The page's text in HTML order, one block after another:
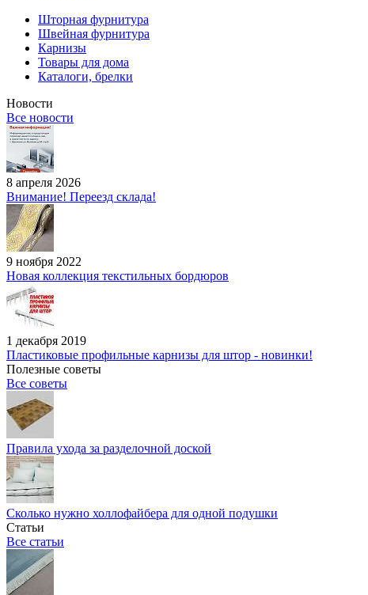
Шторная фурнитура
Швейная фурнитура
Карнизы
Товары для дома
Каталоги, брелки
Новости
Все новости
8 апреля 2026
Внимание! Переезд склада!
9 ноября 2022
Новая коллекция текстильных бордюров
1 декабря 2019
Пластиковые профильные карнизы для штор - новинки!
Полезные советы
Все советы
Правила ухода за разделочной доской
Сколько нужно холлофайбера для одной подушки
Статьи
Все статьи